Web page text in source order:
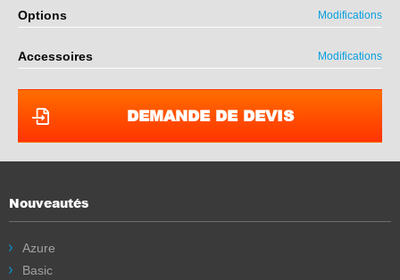
Options Modifications
Accessoires Modifications
DEMANDE DE DEVIS
Nouveautés
Azure
Basic